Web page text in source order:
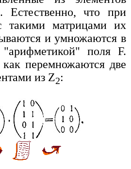
Естественно, что при
такими матрицами их
и умножаются в
"арифметикой" поля F.
перемножаются две
из Z2: